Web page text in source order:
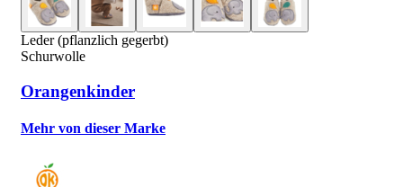
Leder (pflanzlich gegerbt)
Schurwolle
Orangenkinder
Mehr von dieser Marke